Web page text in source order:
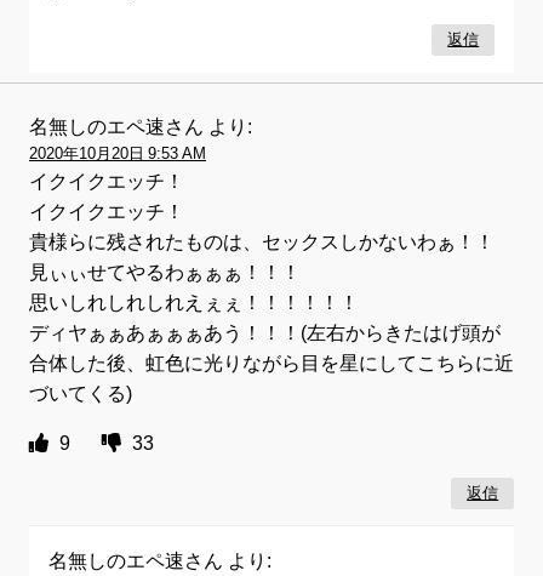
返信
名無しのエペ速さん より:
2020年10月20日 9:53 AM
イクイクエッチ！
イクイクエッチ！
貴様らに残されたものは、セックスしかないわぁ！！
見ぃぃせてやるわぁぁぁ！！！
思いしれしれしれえぇぇ！！！！！！
ディヤぁぁあぁぁぁあう！！！(左右からきたはげ頭が
合体した後、虹色に光りながら目を星にしてこちらに近
づいてくる)
9 33
返信
名無しのエペ速さん より: